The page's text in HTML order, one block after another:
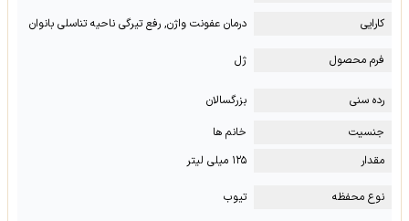
کارایی
درمان عفونت واژن, رفع تیرگی ناحیه تناسلی بانوان
فرم محصول ژل
رده سنی
بزرگسالان
جنسیت
خانم ها
مقدار
۱۲۵ میلی لیتر
نوع محفظه تیوب